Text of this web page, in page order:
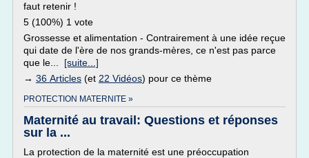
faut retenir !
5 (100%) 1 vote
Grossesse et alimentation - Contrairement à une idée reçue
qui date de l'ère de nos grands-mères, ce n'est pas parce
que le... [suite...]
→ 36 Articles (et 22 Vidéos) pour ce thème
PROTECTION MATERNITE »
Maternité au travail: Questions et réponses
sur la ...
La protection de la maternité est une préoccupation